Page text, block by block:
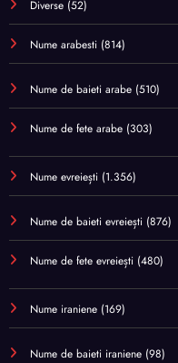
Diverse (52)
Nume arabesti (814)
Nume de baieti arabe (510)
Nume de fete arabe (303)
Nume evreiești (1.356)
Nume de baieti evreiești (876)
Nume de fete evreiești (480)
Nume iraniene (169)
Nume de baieti iraniene (98)